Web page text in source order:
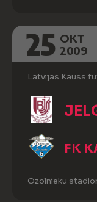
25 OKT
2009
Latvijas Kauss
FK
Ozolnieku